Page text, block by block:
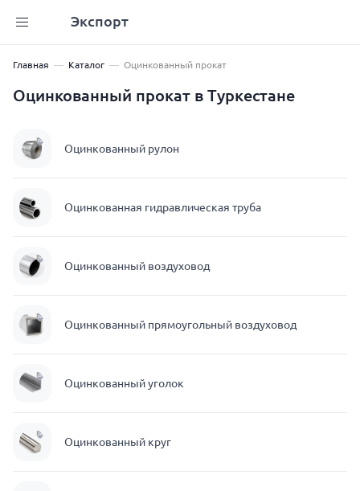
Экспорт
Главная Каталог Оцинкованный прокат
Оцинкованный прокат в Туркестане
Оцинкованный рулон
Оцинкованная гидравлическая труба
Оцинкованный воздуховод
Оцинкованный прямоугольный воздуховод
Оцинкованный уголок
Оцинкованный круг